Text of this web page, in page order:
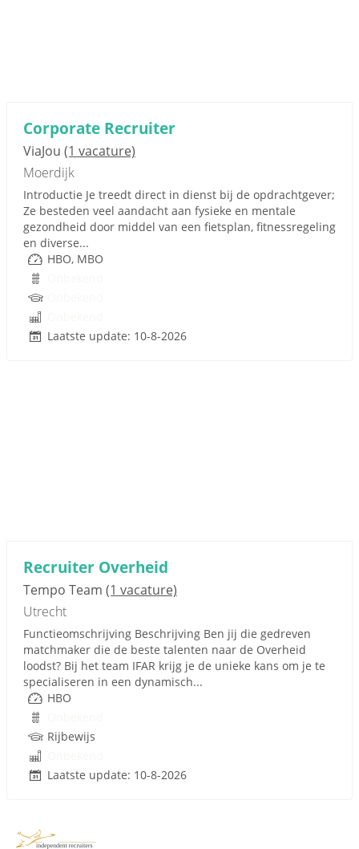
Corporate Recruiter
ViaJou (1 vacature)
Moerdijk
Introductie Je treedt direct in dienst bij de opdrachtgever;
Ze besteden veel aandacht aan fysieke en mentale
gezondheid door middel van een fietsplan, fitnessregeling
en diverse...
HBO, MBO
Laatste update: 10-8-2026
Recruiter Overheid
Tempo Team (1 vacature)
Utrecht
Functieomschrijving Beschrijving Ben jij die gedreven
matchmaker die de beste talenten naar de Overheid
loodst? Bij het team IFAR krijg je de unieke kans om je te
specialiseren in een dynamisch...
HBO
Rijbewijs
Laatste update: 10-8-2026